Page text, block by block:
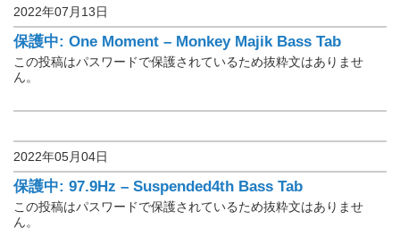
2022年07月13日
保護中: One Moment – Monkey Majik Bass Tab
この投稿はパスワードで保護されているため抜粋文はありませ
ん。
2022年05月04日
保護中: 97.9Hz – Suspended4th Bass Tab
この投稿はパスワードで保護されているため抜粋文はありませ
ん。